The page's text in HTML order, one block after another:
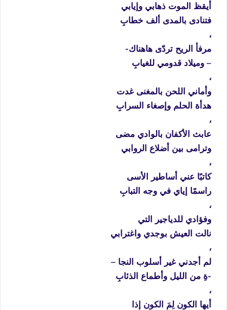
أيقظ الموت ذهابي وإيابي
فتنادى بالمدى ألف خطابِ
،
مرفأ الريح تردّى هاهناك-
– وميلاد قدومي للغيابِ
،
وأماني اللحن بالمغنى غدت
هدأة الحلم وإصغاء السرابِ
،
عابث الأكفان بالوادي مضى
وترامى بين أضلاع الروابي
،
كاتبًا عني أساطير الأسى
راسمًا إياي في وجه التبابِ
،
وفؤادي للدياجير التي
نالت العيش بوجدي واغترابي
،
لم أجدني غير أسلوب النجا –
-ةِ من الليل وأطماع الذئابِ
،
أيها الكون لِمَ الكون إذا